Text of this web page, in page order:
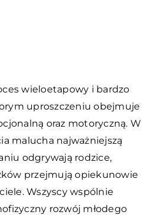
wieloetapowy i bardzo
uproszczeniu obejmuje
oraz motoryczną. W
malucha najważniejszą
odgrywają rodzice,
przejmują opiekunowie
Wszyscy wspólnie
rozwój młodego